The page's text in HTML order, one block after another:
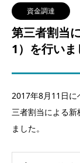
資金調達
第三者割当
1）を行いま
2017年8月11日に
三者割当による
ました。